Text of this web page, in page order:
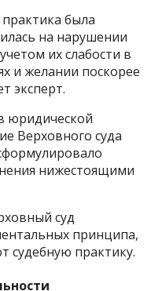
была
на нарушении
их слабости в
и желании поскорее
эксперт.
юридической
Верховного суда
нижестоящими
суд
принципа,
судебную практику.